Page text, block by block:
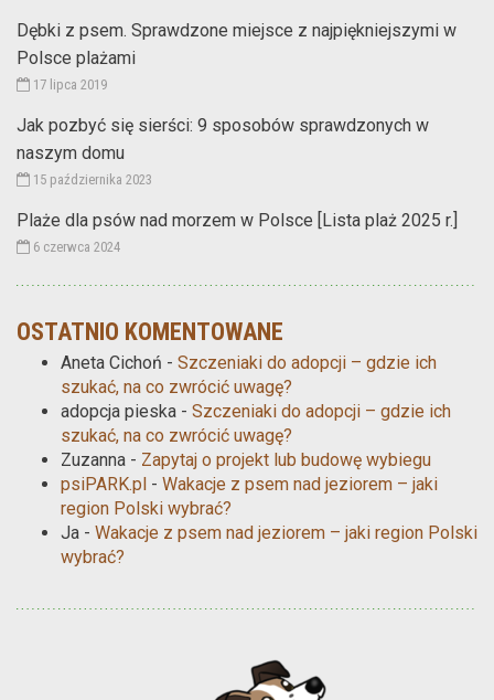
Dębki z psem. Sprawdzone miejsce z najpiękniejszymi w
Polsce plażami
17 lipca 2019
Jak pozbyć się sierści: 9 sposobów sprawdzonych w
naszym domu
15 października 2023
Plaże dla psów nad morzem w Polsce [Lista plaż 2025 r.]
6 czerwca 2024
OSTATNIO KOMENTOWANE
Aneta Cichoń - Szczeniaki do adopcji – gdzie ich
szukać, na co zwrócić uwagę?
adopcja pieska - Szczeniaki do adopcji – gdzie ich
szukać, na co zwrócić uwagę?
Zuzanna - Zapytaj o projekt lub budowę wybiegu
psiPARK.pl - Wakacje z psem nad jeziorem – jaki
region Polski wybrać?
Ja - Wakacje z psem nad jeziorem – jaki region Polski
wybrać?